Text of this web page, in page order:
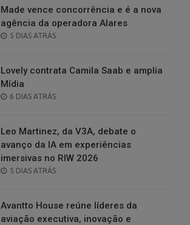
Made vence concorrência e é a nova
agência da operadora Alares
POSTED
5 DIAS ATRÁS
Lovely contrata Camila Saab e amplia
Mídia
POSTED
6 DIAS ATRÁS
Leo Martinez, da V3A, debate o
avanço da IA em experiências
imersivas no RIW 2026
POSTED
5 DIAS ATRÁS
Avantto House reúne líderes da
aviação executiva, inovação e